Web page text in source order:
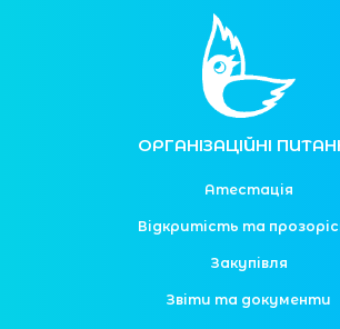
ОРГАНІЗАЦІЙНІ
Атестація
Відкритість та
Закупівля
Звіти та документи